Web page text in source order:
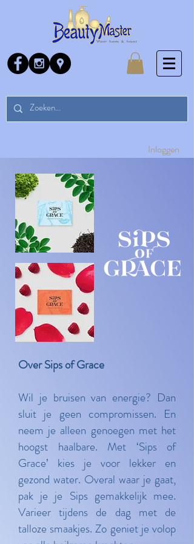
Inloggen
Over Sips of Grace
Wil je bruisen van energie? Dan
sluit je geen compromissen. En
neem je alleen genoegen met het
hoogst haalbare. Met ‘Sips of
Grace’ kies je voor lekker en
gezond water. Overal waar je gaat,
pak je je Sips gemakkelijk mee.
Varieer tijdens de dag met de
talloze smaakjes. Zo geniet je volop